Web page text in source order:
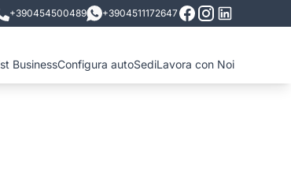
+390454500489 +3904511172647
BusinessConfigura autoSediLavora con Noi